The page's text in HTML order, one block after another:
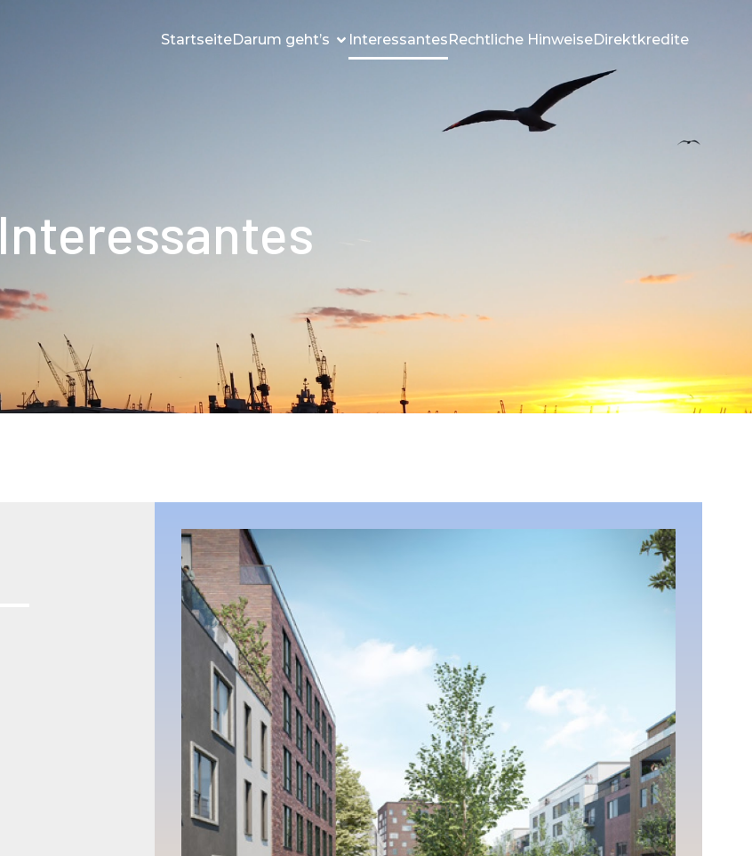
StartseiteDarum geht’s InteressantesRechtliche HinweiseDirektkredite
Interessantes